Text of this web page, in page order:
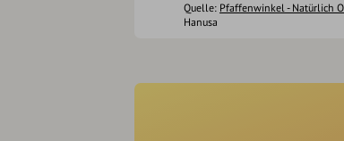
Quelle: Pfaffenwinkel - Natürlich
Hanusa